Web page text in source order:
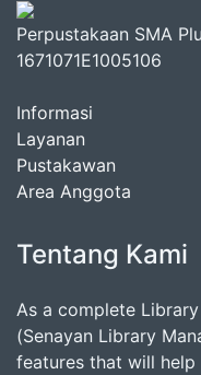
Perpustakaan SMA
1671071E1005106
Informasi
Layanan
Pustakawan
Area Anggota
Tentang Kami
As a complete
(Senayan Library
features that will